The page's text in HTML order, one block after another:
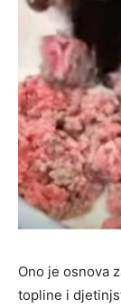
Ono je osnova
topline i